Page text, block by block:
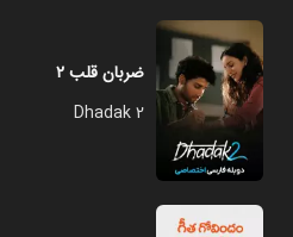
ضربان قلب ۲
Dhadak 2